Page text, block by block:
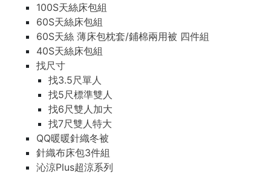
100S天絲床包組
60S天絲床包組
60S天絲 薄床包枕套/鋪棉兩用被 四件組
40S天絲床包組
找尺寸
找3.5尺單人
找5尺標準雙人
找6尺雙人加大
找7尺雙人特大
QQ暖暖針織冬被
針織布床包3件組
沁涼Plus超涼系列